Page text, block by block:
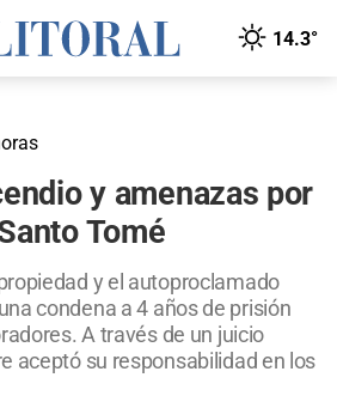
14.3°
y amenazas por
Tomé
y el autoproclamado
condena a 4 años de prisión
A través de un juicio
aceptó su responsabilidad en los